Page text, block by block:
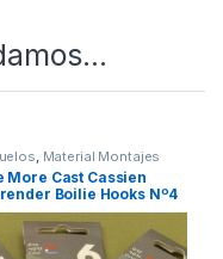
Material Montajes
More Cast Cassien
Boilie Hooks Nº4